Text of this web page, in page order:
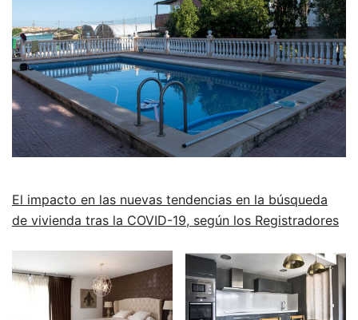
El impacto en las nuevas tendencias en la búsqueda
de vivienda tras la COVID-19, según los Registradores